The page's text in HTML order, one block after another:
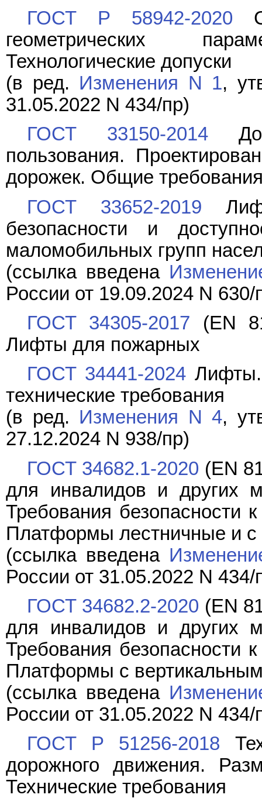
ГОСТ Р 58942-2020
геометрических
Технологические допуски
(в ред. Изменения N 1,
31.05.2022 N 434/пр)
ГОСТ 33150-2014
пользования.
дорожек. Общие
ГОСТ 33652-2019
безопасности и
маломобильных групп
(ссылка введена
России от 19.09.2024 N 630/
ГОСТ 34305-2017 (EN
Лифты для пожарных
ГОСТ 34441-2024 Лифты.
технические требования
(в ред. Изменения N 4,
27.12.2024 N 938/пр)
ГОСТ 34682.1-2020 (EN
для инвалидов и других
Требования безопасности
Платформы лестничные и
(ссылка введена
России от 31.05.2022 N 434/
ГОСТ 34682.2-2020 (EN
для инвалидов и других
Требования безопасности
Платформы с
(ссылка введена
России от 31.05.2022 N 434/
ГОСТ Р 51256-2018
дорожного движения.
Технические требования